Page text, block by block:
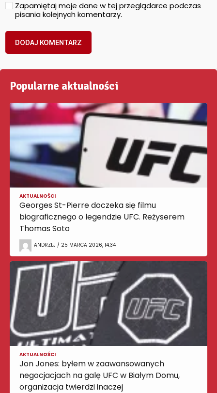
Zapamiętaj moje dane w tej przeglądarce podczas
pisania kolejnych komentarzy.
Popularne aktualności
AKTUALNOŚCI
Georges St-Pierre doczeka się filmu
biograficznego o legendzie UFC. Reżyserem
Thomas Soto
ANDRZEJ / 25 MARCA 2026, 14:34
AKTUALNOŚCI
Jon Jones: byłem w zaawansowanych
negocjacjach na galę UFC w Białym Domu,
organizacja twierdzi inaczej